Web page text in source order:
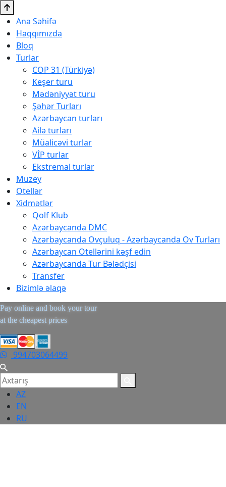
Ana Səhifə
Haqqımızda
Bloq
Turlar
COP 31 (Türkiyə)
Keşer turu
Mədəniyyət turu
Şəhər Turları
Azərbaycan turları
Ailə turları
Müalicəvi turlar
VİP turlar
Ekstremal turlar
Muzey
Otellər
Xidmətlər
Qolf Klub
Azərbaycanda DMC
Azərbaycanda Ovçuluq - Azərbaycanda Ov Turları
Azərbaycan Otellərini kəşf edin
Azərbaycanda Tur Bələdçisi
Transfer
Bizimlə əlaqə
Pay online and book your tour
at the cheapest prices
994703064499
AZ
EN
RU